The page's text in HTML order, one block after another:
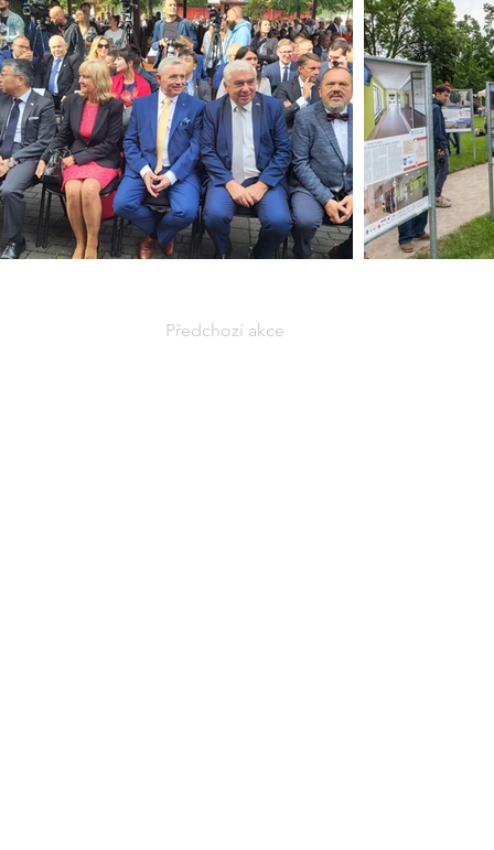
Předchozí akce